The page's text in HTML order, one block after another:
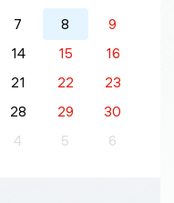
7 8
9
14 15
16
21 22
23
28 29
30
4 5 6